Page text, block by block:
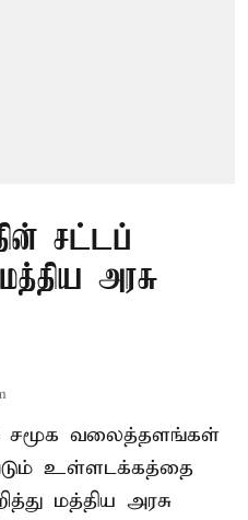
சட்டப்
அரசு
சமூக வலைத்தளங்கள்
உள்ளடக்கத்தை
மத்திய அரசு